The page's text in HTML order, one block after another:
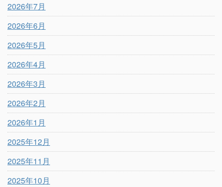
2026年7月
2026年6月
2026年5月
2026年4月
2026年3月
2026年2月
2026年1月
2025年12月
2025年11月
2025年10月